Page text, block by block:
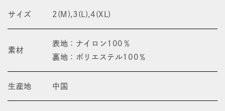
サイズ 2(M),3(L),4(XL)
素材
表地：ナイロン100％
裏地：ポリエステル100％
生産地 中国